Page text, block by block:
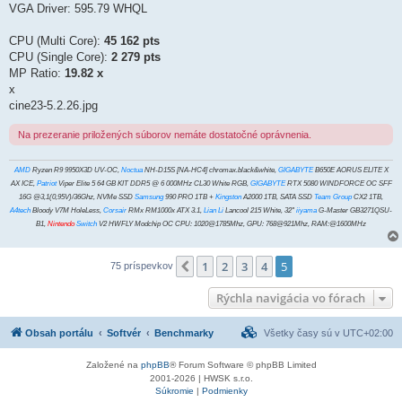
VGA Driver: 595.79 WHQL
CPU (Multi Core): 45 162 pts
CPU (Single Core): 2 279 pts
MP Ratio: 19.82 x
x
cine23-5.2.26.jpg
Na prezeranie priložených súborov nemáte dostatočné oprávnenia.
AMD Ryzen R9 9950X3D UV-OC, NoctuaNH-D15S [NA-HC4] chromax.black&white, GIGABYTEB650E AORUS ELITE X
AX ICE, PatriotViper Elite 5 64 GB KIT DDR5 @ 6 000MHz CL30 White RGB, GIGABYTERTX 5080 WINDFORCE OC SFF
16G @3,1(0,95V)/36Ghz, NVMe SSD Samsung990 PRO 1TB + KingstonA2000 1TB, SATA SSD Team GroupCX2 1TB,
A4tech Bloody V7M HoleLess, Corsair RMx RM1000x ATX 3.1, Lian Li Lancool 215 White, 32" iiyama G-Master GB3271QSU-
B1, Nintendo Switch V2 HWFLY Modchip OC CPU: 1020@1785Mhz, GPU: 768@921Mhz, RAM:@1600MHz
75 príspevkov Predchádzajúci
1 2 3 4
5
Rýchla navigácia vo fórach
Obsah portálu Softvér Benchmarky Všetky časy sú v UTC+02:00
Založené na phpBB® Forum Software © phpBB Limited
2001-2026 | HWSK s.r.o.
Súkromie
Podmienky